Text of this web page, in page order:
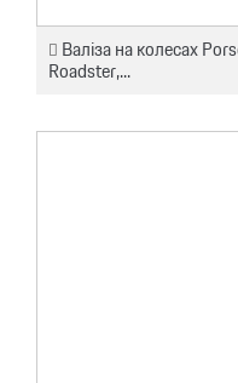
Валіза на колесах
Roadster,...